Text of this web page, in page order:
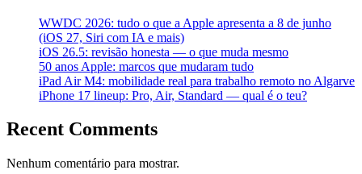
WWDC 2026: tudo o que a Apple apresenta a 8 de junho
(iOS 27, Siri com IA e mais)
iOS 26.5: revisão honesta — o que muda mesmo
50 anos Apple: marcos que mudaram tudo
iPad Air M4: mobilidade real para trabalho remoto no Algarve
iPhone 17 lineup: Pro, Air, Standard — qual é o teu?
Recent Comments
Nenhum comentário para mostrar.